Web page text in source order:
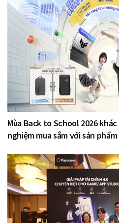
Mùa Back to School 2026
nghiệm mua sắm với sản